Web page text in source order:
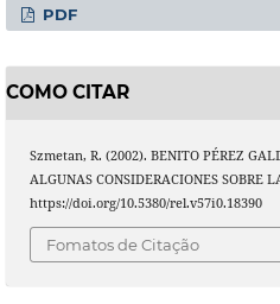
PDF
COMO CITAR
Szmetan, R. (2002). BENITO PÉREZ
ALGUNAS CONSIDERACIONES SOBRE
https://doi.org/10.5380/rel.v57i0.18390
Fomatos de Citação